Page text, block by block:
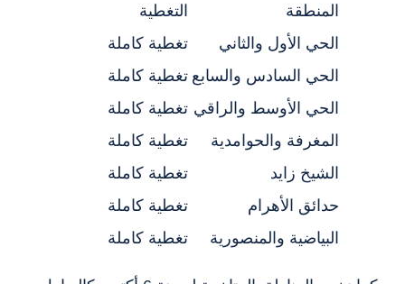
المنطقة
التغطية
الحي الأول والثاني
تغطية كاملة
الحي السادس والسابع تغطية كاملة
الحي الأوسط والراقي تغطية كاملة
المغرفة والحوامدية
تغطية كاملة
الشيخ زايد
تغطية كاملة
حدائق الأهرام
تغطية كاملة
البياضية والمنصورية
تغطية كاملة